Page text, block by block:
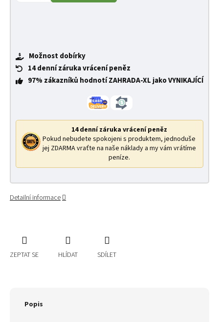
Možnost dobírky
14 denní záruka vrácení peněz
97% zákazníků hodnotí ZAHRADA-XL jako VYNIKAJÍCÍ
14 denní záruka vrácení peněz
Pokud nebudete spokojeni s produktem, jednoduše
jej ZDARMA vraťte na naše náklady a my vám vrátíme
peníze.
Detailní informace
ZEPTAT SE HLÍDAT SDÍLET
Popis